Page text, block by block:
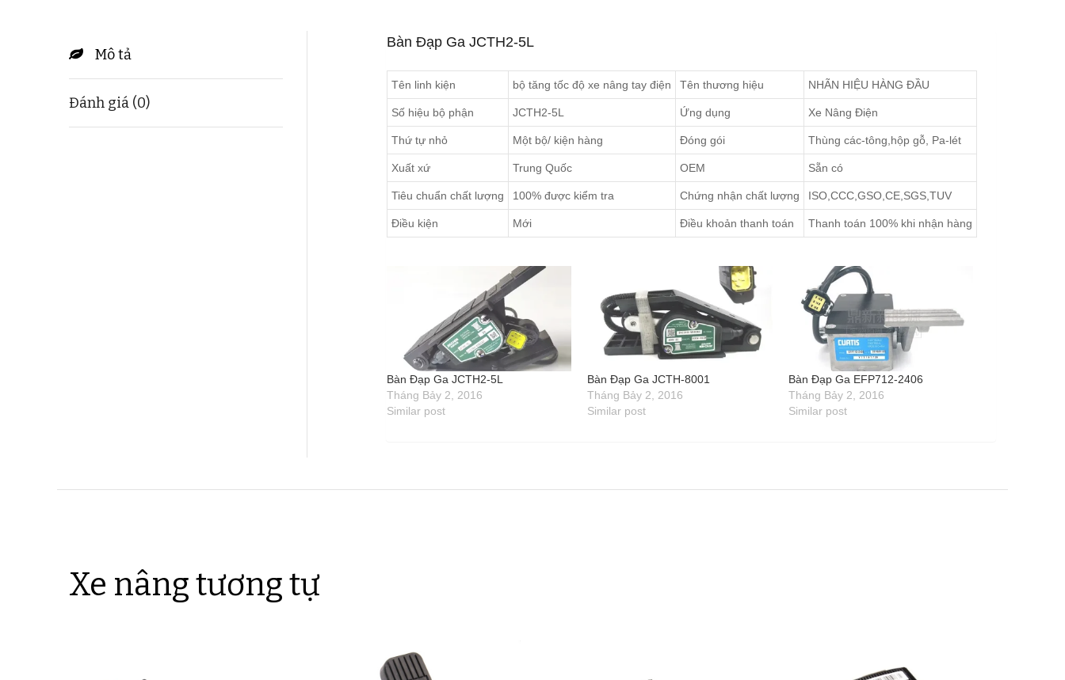
Mô tả
Đánh giá (0)
Bàn Đạp Ga JCTH2-5L
Tên linh kiện bộ tăng tốc độ xe nâng tay điện Tên thương hiệu NHÃN HIỆU HÀNG ĐẦU
Số hiệu bộ phận JCTH2-5L Ứng dụng Xe Nâng Điện
Thứ tự nhỏ Một bộ/ kiện hàng Đóng gói Thùng các-tông,hộp gỗ, Pa-lét
Xuất xứ Trung Quốc OEM Sẵn có
Tiêu chuẩn chất lượng 100% được kiểm tra Chứng nhận chất lượng ISO,CCC,GSO,CE,SGS,TUV
Điều kiện Mới Điều khoản thanh toán Thanh toán 100% khi nhận hàng
Bàn Đạp Ga JCTH2-5L
Tháng Bảy 2, 2016
Similar post
Bàn Đạp Ga JCTH-8001
Tháng Bảy 2, 2016
Similar post
Bàn Đạp Ga EFP712-2406
Tháng Bảy 2, 2016
Similar post
Xe nâng tương tự